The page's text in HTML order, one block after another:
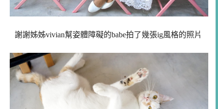
謝謝姊姊vivian幫姿體障礙的babe拍了幾張ig風格的照片